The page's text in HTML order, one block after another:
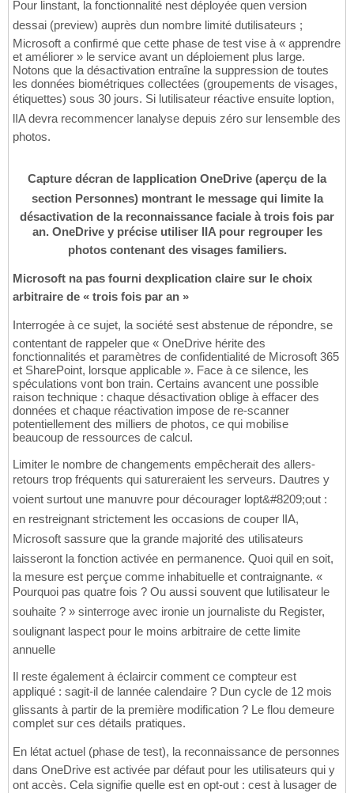
Pour linstant, la fonctionnalité nest déployée quen version
dessai (preview) auprès dun nombre limité dutilisateurs ;
Microsoft a confirmé que cette phase de test vise à « apprendre
et améliorer » le service avant un déploiement plus large.
Notons que la désactivation entraîne la suppression de toutes
les données biométriques collectées (groupements de visages,
étiquettes) sous 30 jours. Si lutilisateur réactive ensuite loption,
lIA devra recommencer lanalyse depuis zéro sur lensemble des
photos.
Capture décran de lapplication OneDrive (aperçu de la
section Personnes) montrant le message qui limite la
désactivation de la reconnaissance faciale à trois fois par
an. OneDrive y précise utiliser lIA pour regrouper les
photos contenant des visages familiers.
Microsoft na pas fourni dexplication claire sur le choix
arbitraire de « trois fois par an »
Interrogée à ce sujet, la société sest abstenue de répondre, se
contentant de rappeler que « OneDrive hérite des
fonctionnalités et paramètres de confidentialité de Microsoft 365
et SharePoint, lorsque applicable ». Face à ce silence, les
spéculations vont bon train. Certains avancent une possible
raison technique : chaque désactivation oblige à effacer des
données et chaque réactivation impose de re-scanner
potentiellement des milliers de photos, ce qui mobilise
beaucoup de ressources de calcul.
Limiter le nombre de changements empêcherait des allers-
retours trop fréquents qui satureraient les serveurs. Dautres y
voient surtout une manuvre pour décourager lopt&#8209;out :
en restreignant strictement les occasions de couper lIA,
Microsoft sassure que la grande majorité des utilisateurs
laisseront la fonction activée en permanence. Quoi quil en soit,
la mesure est perçue comme inhabituelle et contraignante. «
Pourquoi pas quatre fois ? Ou aussi souvent que lutilisateur le
souhaite ? » sinterroge avec ironie un journaliste du Register,
soulignant laspect pour le moins arbitraire de cette limite
annuelle
Il reste également à éclaircir comment ce compteur est
appliqué : sagit-il de lannée calendaire ? Dun cycle de 12 mois
glissants à partir de la première modification ? Le flou demeure
complet sur ces détails pratiques.
En létat actuel (phase de test), la reconnaissance de personnes
dans OneDrive est activée par défaut pour les utilisateurs qui y
ont accès. Cela signifie quelle est en opt-out : cest à lusager de